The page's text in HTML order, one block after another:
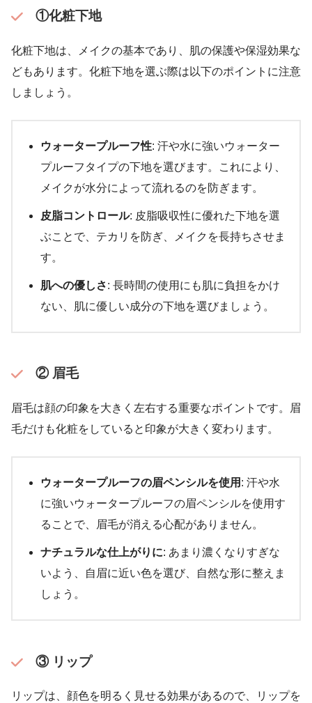
①化粧下地
化粧下地は、メイクの基本であり、肌の保護や保湿効果な
どもあります。化粧下地を選ぶ際は以下のポイントに注意
しましょう。
ウォータープルーフ性: 汗や水に強いウォーター
プルーフタイプの下地を選びます。これにより、
メイクが水分によって流れるのを防ぎます。
皮脂コントロール: 皮脂吸収性に優れた下地を選
ぶことで、テカリを防ぎ、メイクを長持ちさせま
す。
肌への優しさ: 長時間の使用にも肌に負担をかけ
ない、肌に優しい成分の下地を選びましょう。
② 眉毛
眉毛は顔の印象を大きく左右する重要なポイントです。眉
毛だけも化粧をしていると印象が大きく変わります。
ウォータープルーフの眉ペンシルを使用 : 汗や水
に強いウォータープルーフの眉ペンシルを使用す
ることで、眉毛が消える心配がありません。
ナチュラルな仕上がりに: あまり濃くなりすぎな
いよう、自眉に近い色を選び、自然な形に整えま
しょう。
③ リップ
リップは、顔色を明るく見せる効果があるので、リップを